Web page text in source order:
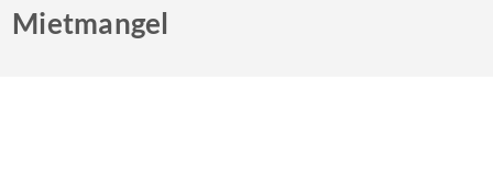
Mietmangel